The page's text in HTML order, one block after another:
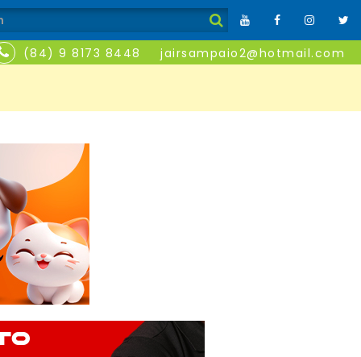
(84) 9 8173 8448 jairsampaio2@hotmail.com